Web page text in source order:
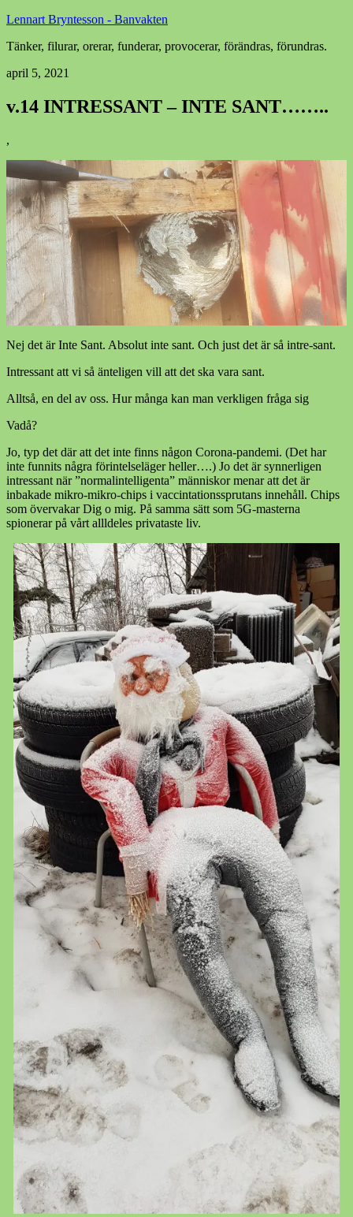
Lennart Bryntesson - Banvakten
Tänker, filurar, orerar, funderar, provocerar, förändras, förundras.
april 5, 2021
v.14 INTRESSANT – INTE SANT……..
,
Nej det är Inte Sant. Absolut inte sant. Och just det är så intre-sant.
Intressant att vi så änteligen vill att det ska vara sant.
Alltså, en del av oss. Hur många kan man verkligen fråga sig
Vadå?
Jo, typ det där att det inte finns någon Corona-pandemi. (Det har
inte funnits några förintelseläger heller….) Jo det är synnerligen
intressant när ”normalintelligenta” människor menar att det är
inbakade mikro-mikro-chips i vaccintationssprutans innehåll. Chips
som övervakar Dig o mig. På samma sätt som 5G-masterna
spionerar på vårt allldeles privataste liv.